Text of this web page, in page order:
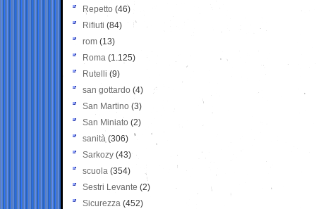
Repetto (46)
Rifiuti (84)
rom (13)
Roma (1.125)
Rutelli (9)
san gottardo (4)
San Martino (3)
San Miniato (2)
sanità (306)
Sarkozy (43)
scuola (354)
Sestri Levante (2)
Sicurezza (452)